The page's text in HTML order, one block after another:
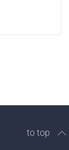
to top